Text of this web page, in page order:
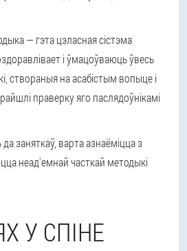
— гэта цэласная сістэма
і ўмацоўваюць ўвесь
створаныя на асабістым вопыце і
праверку яго паслядоўнікамі
заняткаў, варта азнаёміцца з
неад'емнай часткай методыкі
У СПІНЕ